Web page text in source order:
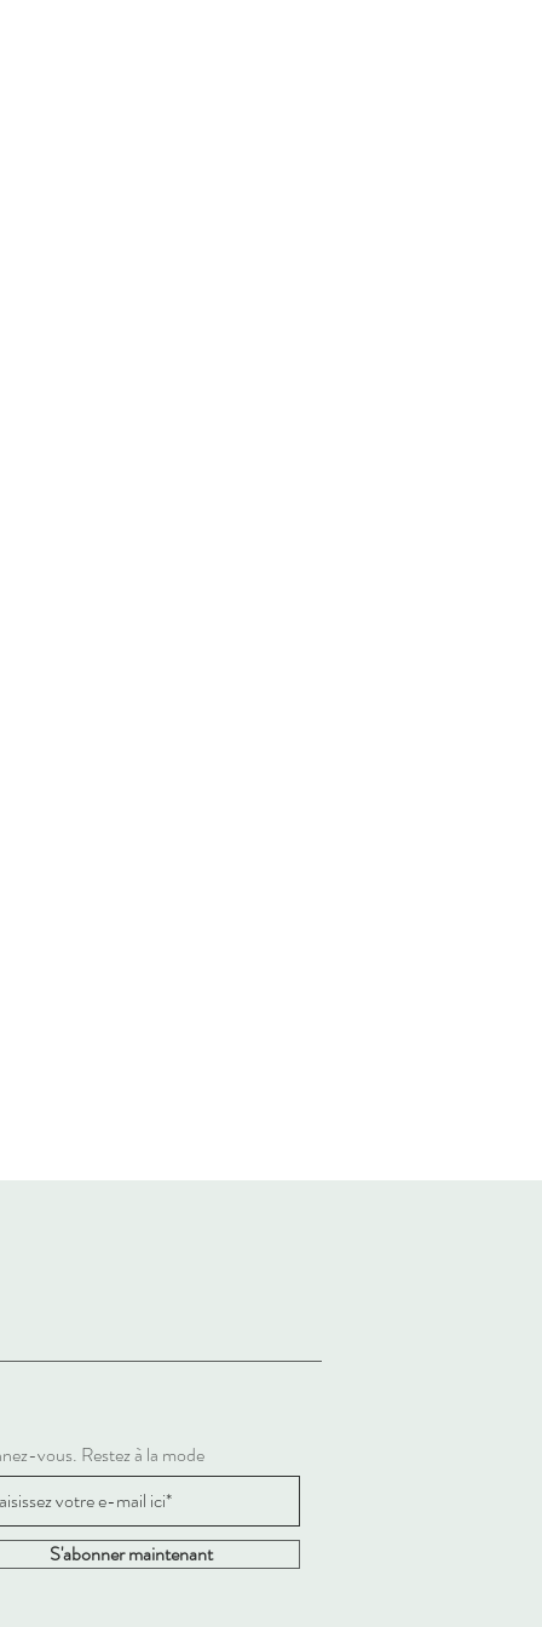
vous. Restez à la mode
S'abonner maintenant